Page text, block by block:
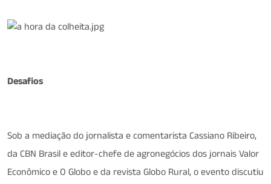
Desafios
Sob a mediação do jornalista e comentarista Cassiano Ribeiro,
da CBN Brasil e editor-chefe de agronegócios dos jornais Valor
Econômico e O Globo e da revista Globo Rural, o evento discutiu